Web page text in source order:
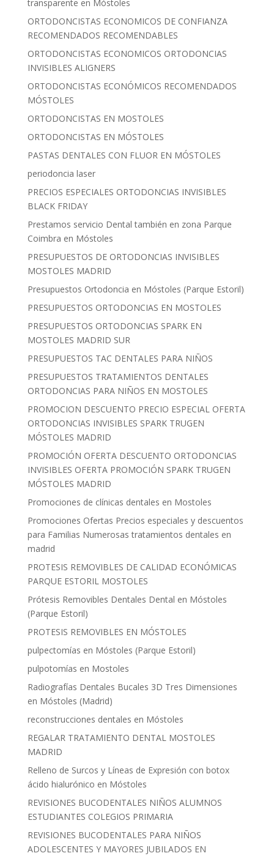
transparente en Móstoles
ORTODONCISTAS ECONOMICOS DE CONFIANZA
RECOMENDADOS RECOMENDABLES
ORTODONCISTAS ECONOMICOS ORTODONCIAS
INVISIBLES ALIGNERS
ORTODONCISTAS ECONÓMICOS RECOMENDADOS
MÓSTOLES
ORTODONCISTAS EN MOSTOLES
ORTODONCISTAS EN MÓSTOLES
PASTAS DENTALES CON FLUOR EN MÓSTOLES
periodoncia laser
PRECIOS ESPECIALES ORTODONCIAS INVISIBLES
BLACK FRIDAY
Prestamos servicio Dental también en zona Parque
Coimbra en Móstoles
PRESUPUESTOS DE ORTODONCIAS INVISIBLES
MOSTOLES MADRID
Presupuestos Ortodoncia en Móstoles (Parque Estoril)
PRESUPUESTOS ORTODONCIAS EN MOSTOLES
PRESUPUESTOS ORTODONCIAS SPARK EN
MOSTOLES MADRID SUR
PRESUPUESTOS TAC DENTALES PARA NIÑOS
PRESUPUESTOS TRATAMIENTOS DENTALES
ORTODONCIAS PARA NIÑOS EN MOSTOLES
PROMOCION DESCUENTO PRECIO ESPECIAL OFERTA
ORTODONCIAS INVISIBLES SPARK TRUGEN
MÓSTOLES MADRID
PROMOCIÓN OFERTA DESCUENTO ORTODONCIAS
INVISIBLES OFERTA PROMOCIÓN SPARK TRUGEN
MÓSTOLES MADRID
Promociones de clínicas dentales en Mostoles
Promociones Ofertas Precios especiales y descuentos
para Familias Numerosas tratamientos dentales en
madrid
PROTESIS REMOVIBLES DE CALIDAD ECONÓMICAS
PARQUE ESTORIL MOSTOLES
Prótesis Removibles Dentales Dental en Móstoles
(Parque Estoril)
PROTESIS REMOVIBLES EN MÓSTOLES
pulpectomías en Móstoles (Parque Estoril)
pulpotomías en Mostoles
Radiografías Dentales Bucales 3D Tres Dimensiones
en Móstoles (Madrid)
reconstrucciones dentales en Móstoles
REGALAR TRATAMIENTO DENTAL MOSTOLES
MADRID
Relleno de Surcos y Líneas de Expresión con botox
ácido hialurónico en Móstoles
REVISIONES BUCODENTALES NIÑOS ALUMNOS
ESTUDIANTES COLEGIOS PRIMARIA
REVISIONES BUCODENTALES PARA NIÑOS
ADOLESCENTES Y MAYORES JUBILADOS EN